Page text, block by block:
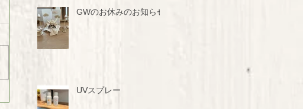
GWのお休みのお知らせ
UVスプレー